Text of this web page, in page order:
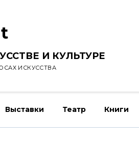
t
И КУЛЬТУРЕ
ИСКУССТВА
Выставки Театр Книги